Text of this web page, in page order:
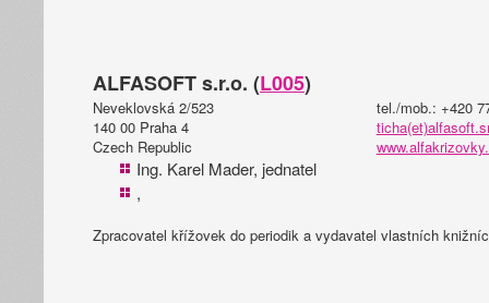
ALFASOFT s.r.o. (L005)
Neveklovská 2/523
140 00 Praha 4
Czech Republic
Ing. Karel Mader, jednatel
,
tel./mob.: +420
Zpracovatel křížovek do periodik a vydavatel vlastních